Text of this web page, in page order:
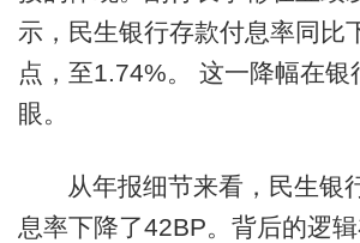
示，民生银行存款付息率同比
点，至1.74%。 这一降幅在银
眼。
从年报细节来看，民生银
息率下降了42BP。背后的逻